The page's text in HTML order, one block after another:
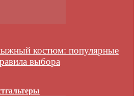
костюм: популярные
выбора